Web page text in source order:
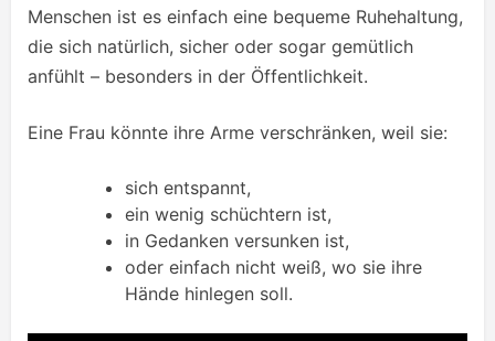
Menschen ist es einfach eine bequeme Ruhehaltung,
die sich natürlich, sicher oder sogar gemütlich
anfühlt – besonders in der Öffentlichkeit.
Eine Frau könnte ihre Arme verschränken, weil sie:
sich entspannt,
ein wenig schüchtern ist,
in Gedanken versunken ist,
oder einfach nicht weiß, wo sie ihre
Hände hinlegen soll.